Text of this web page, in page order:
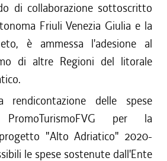
di collaborazione sottoscritto
Friuli Venezia Giulia e la
è ammessa l'adesione al
di altre Regioni del litorale
delle spese
per la
"Alto Adriatico" 2020-
le spese sostenute dall'Ente